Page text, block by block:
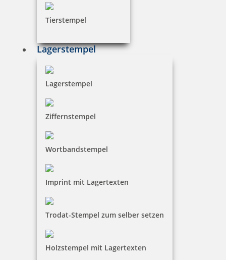
Tierstempel
Lagerstempel
Lagerstempel
Ziffernstempel
Wortbandstempel
Imprint mit Lagertexten
Trodat-Stempel zum selber setzen
Holzstempel mit Lagertexten
Bestellen
7,83 €
inkl. 10 % Rabatt0,87 €